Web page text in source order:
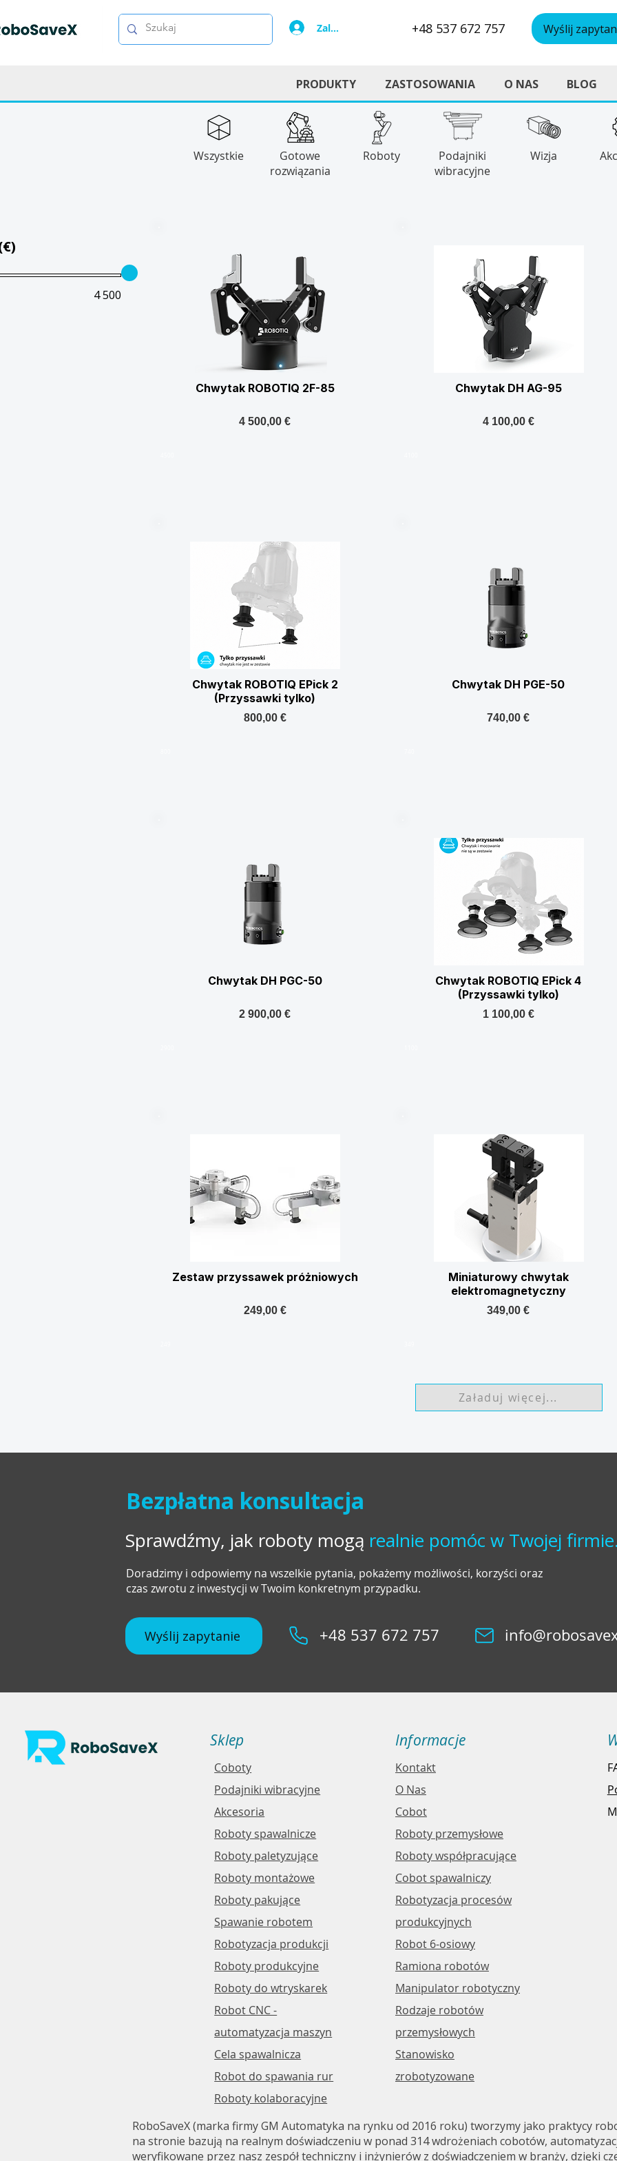
Zaloguj się +48 537 672 757 Wyślij
PRODUKTY ZASTOSOWANIA O NAS BLOG
Wszystkie
Gotowe
rozwiązania
Roboty
Podajniki
wibracyjne
Wizja
4 500
Chwytak ROBOTIQ 2F-85
4 500,00 €
Chwytak ROBOTIQ EPick 2
(Przyssawki tylko)
800,00 €
Chwytak DH PGC-50
2 900,00 €
Zestaw przyssawek próżniowych
249,00 €
Chwytak DH AG-95
4 100,00 €
Chwytak DH PGE-50
740,00 €
Chwytak ROBOTIQ EPick 4
(Przyssawki tylko)
1 100,00 €
Miniaturowy chwytak
elektromagnetyczny
349,00 €
Załaduj więcej...
Bezpłatna konsultacja
Sprawdźmy, jak roboty mogą realnie pomóc w Twojej
Doradzimy i odpowiemy na wszelkie pytania, pokażemy możliwości, korzyści oraz
czas zwrotu z inwestycji w Twoim konkretnym przypadku.
Wyślij zapytanie +48 537 672 757
Sklep
Coboty
Podajniki wibracyjne
Akcesoria
Roboty spawalnicze
Roboty paletyzujące
Roboty montażowe​​
Roboty pakujące
Spawanie robotem
Robotyzacja produkcji
Roboty produkcyjne
Roboty do wtryskarek
Robot CNC -
automatyzacja maszyn
Cela spawalnicza
Robot do spawania rur
Roboty kolaboracyjne
Informacje
Kontakt
O Nas
Cobot
Roboty przemysłowe
Roboty współpracujące
Cobot spawalniczy
Robotyzacja procesów
produkcyjnych
Robot 6-osiowy
Ramiona robotów
Manipulator robotyczny
Rodzaje robotów
przemysłowych
Stanowisko
zrobotyzowane
RoboSaveX (marka firmy GM Automatyka na rynku od 2016 roku) tworzymy jako praktycy
na stronie bazują na realnym doświadczeniu w ponad 314 wdrożeniach cobotów,
weryfikowane przez nasz zespół techniczny i inżynierów z doświadczeniem w branży, dzięki